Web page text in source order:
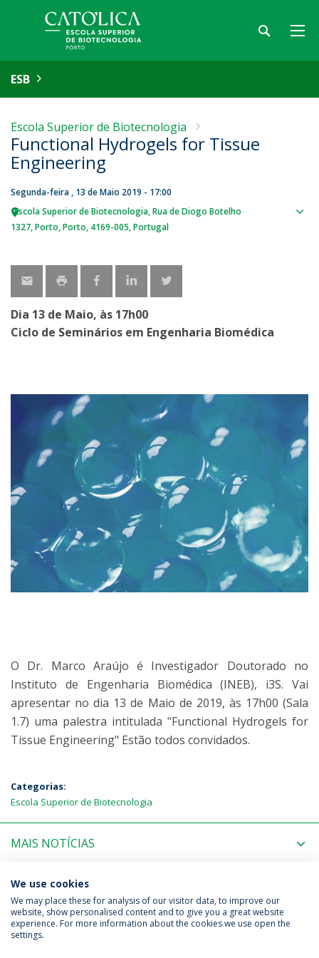
ESB
Escola Superior de Biotecnologia
Functional Hydrogels for Tissue
Engineering
Segunda-feira , 13 de Maio 2019 - 17:00
Escola Superior de Biotecnologia Rua de Diogo Botelho
1327 Porto Porto 4169-005 Portugal
Dia 13 de Maio, às 17h00
Ciclo de Seminários em Engenharia Biomédica
O Dr. Marco Araújo é Investigador Doutorado no
Instituto de Engenharia Biomédica (INEB), i3S. Vai
apresentar no dia 13 de Maio de 2019, às 17h00 (Sala
1.7) uma palestra intitulada "Functional Hydrogels for
Tissue Engineering" Estão todos convidados.
Categorias:
Escola Superior de Biotecnologia
MAIS NOTÍCIAS
PRÓXIMOS EVENTOS
Política de Privacidade
Termos & Condições
We use cookies
We may place these for analysis of our visitor data, to improve our
website, show personalised content and to give you a great website
experience. For more information about the cookies we use open the
settings.